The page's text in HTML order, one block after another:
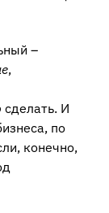
–
,
сделать. И
по
конечно,